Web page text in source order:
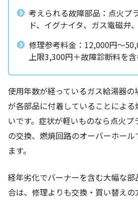
考えられる故障部品：点火プ
ド、イグナイタ、ガス電磁弁
修理参考料金：12,000円～
上限3,300円＋故障診断料を
使用年数が経っているガス給湯器の
が各部品に付着していることによ
いです。症状が軽いものなら点火
の交換、燃焼回路のオーバーホー
ます。
経年劣化でバーナーを含む大幅な
合は、修理よりも交換・買い替え